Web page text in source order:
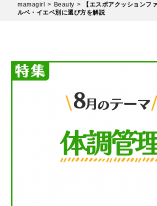
mamagirl Beauty
【エスポアクッションフ
ルベ・イエベ別に選び方を解説